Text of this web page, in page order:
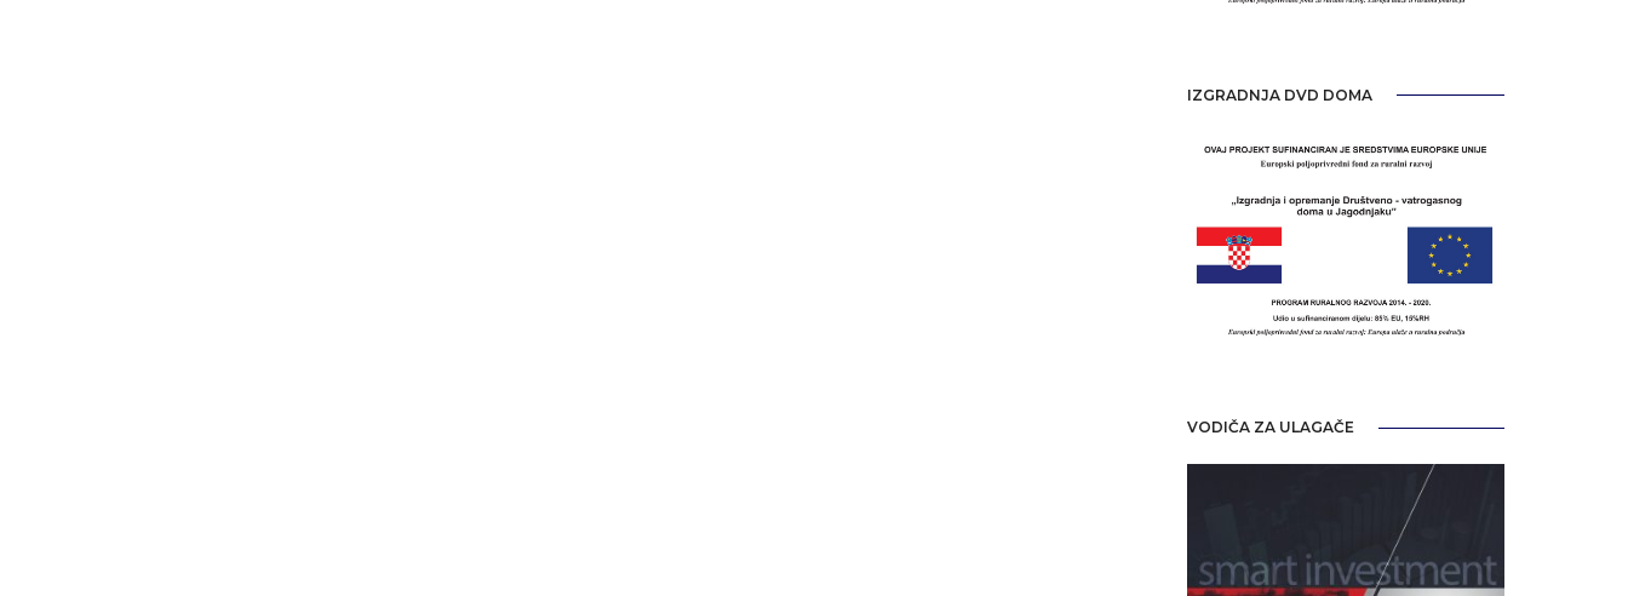
IZGRADNJA DVD DOMA
VODIČA ZA ULAGAČE